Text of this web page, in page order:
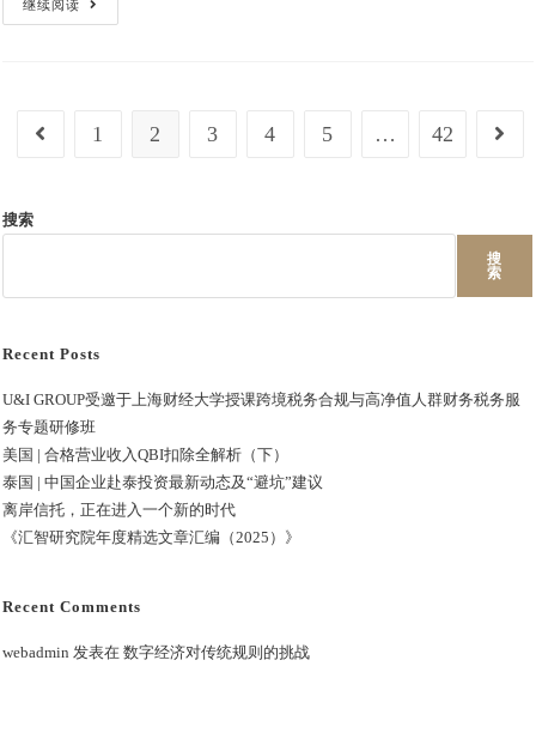
继续阅读
1 2 3 4 5 … 42
搜索
搜
索
Recent Posts
U&I GROUP受邀于上海财经大学授课跨境税务合规与高净值人群财务税务服
务专题研修班
美国 | 合格营业收入QBI扣除全解析（下）
泰国 | 中国企业赴泰投资最新动态及“避坑”建议
离岸信托，正在进入一个新的时代
《汇智研究院年度精选文章汇编（2025）》
Recent Comments
webadmin 发表在数字经济对传统规则的挑战